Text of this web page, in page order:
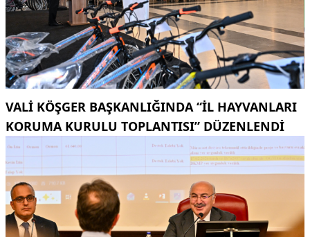
VALI KÖŞGER BAŞKANLIĞINDA “İL HAYVANLARI
KORUMA KURULU TOPLANTISI” DÜZENLENDI